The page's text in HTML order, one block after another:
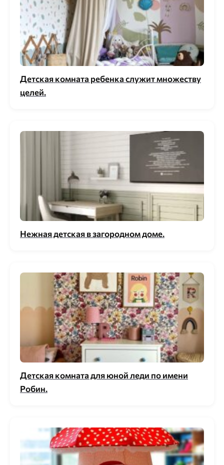
Детская комната ребенка служит множеству
целей.
Нежная детская в загородном доме.
Детская комната для юной леди по имени
Робин.